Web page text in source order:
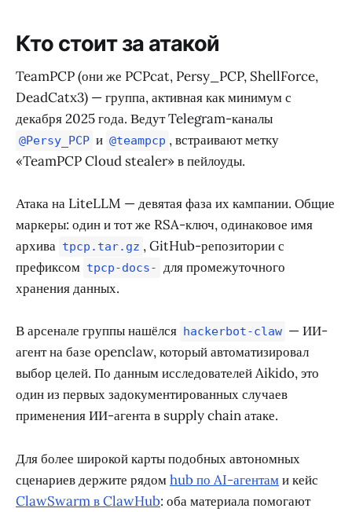
Кто стоит за атакой
TeamPCP (они же PCPcat, Persy_PCP, ShellForce,
DeadCatx3) — группа, активная как минимум с
декабря 2025 года. Ведут Telegram-каналы
@Persy_PCP и @teampcp , встраивают метку
«TeamPCP Cloud stealer» в пейлоуды.
Атака на LiteLLM — девятая фаза их кампании. Общие
маркеры: один и тот же RSA-ключ, одинаковое имя
архива tpcp.tar.gz , GitHub-репозитории с
префиксом tpcp-docs- для промежуточного
хранения данных.
В арсенале группы нашёлся hackerbot-claw — ИИ-
агент на базе openclaw, который автоматизировал
выбор целей. По данным исследователей Aikido, это
один из первых задокументированных случаев
применения ИИ-агента в supply chain атаке.
Для более широкой карты подобных автономных
сценариев держите рядомhub по AI-агентами кейс
ClawSwarm в ClawHub: оба материала помогают